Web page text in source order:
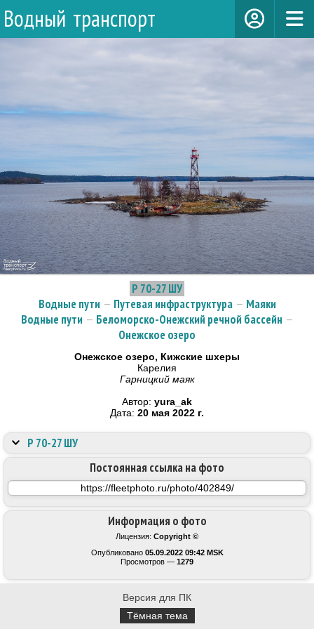
Водный транспорт
Р 70-27 ШУ
Водные пути — Путевая инфраструктура— Маяки
Водные пути — Беломорско-Онежский речной бассейн —
Онежское озеро
Онежское озеро, Кижские шхеры
Карелия
Гарницкий маяк
Автор: yura_ak
Дата: 20 мая 2022 г.
Информация о фото
Лицензия: Copyright ©
Опубликовано 05.09.2022 09:42 MSK
Просмотров — 1279
Постоянная ссылка на фото
Р 70-27 ШУ
Версия для ПК
Тёмная тема